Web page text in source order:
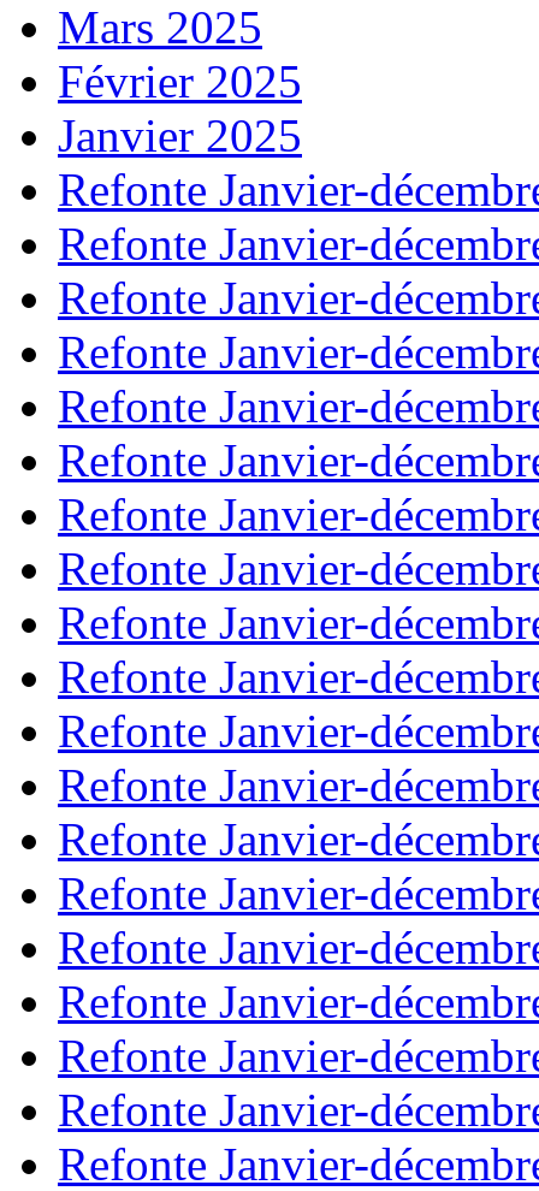
Mars 2025
Février 2025
Janvier 2025
Refonte Janvier-
Refonte Janvier-
Refonte Janvier-
Refonte Janvier-
Refonte Janvier-
Refonte Janvier-
Refonte Janvier-
Refonte Janvier-
Refonte Janvier-
Refonte Janvier-
Refonte Janvier-
Refonte Janvier-
Refonte Janvier-
Refonte Janvier-
Refonte Janvier-
Refonte Janvier-
Refonte Janvier-
Refonte Janvier-
Refonte Janvier-